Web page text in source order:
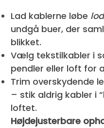
Lad kablerne løbe
undgå buer, der
blikket.
Vælg tekstilkabler i
pendler eller loft for
Trim overskydende
– stik aldrig kabler i
loftet.
Højdejusterbare